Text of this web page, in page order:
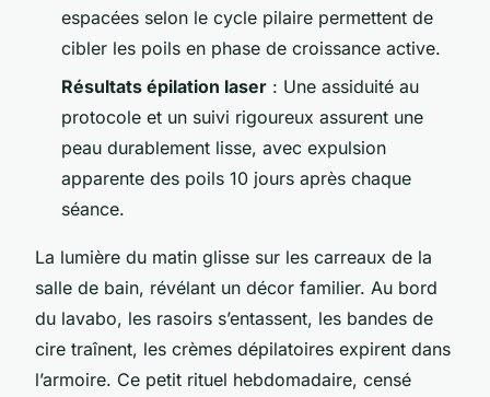
espacées selon le cycle pilaire permettent de
cibler les poils en phase de croissance active.
Résultats épilation laser : Une assiduité au
protocole et un suivi rigoureux assurent une
peau durablement lisse, avec expulsion
apparente des poils 10 jours après chaque
séance.
La lumière du matin glisse sur les carreaux de la
salle de bain, révélant un décor familier. Au bord
du lavabo, les rasoirs s’entassent, les bandes de
cire traînent, les crèmes dépilatoires expirent dans
l’armoire. Ce petit rituel hebdomadaire, censé